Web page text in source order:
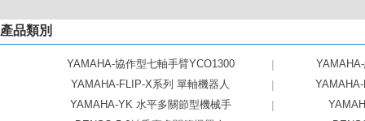
產品類別
YAMAHA-協作型七軸手臂YCO1300 |
YAMAHA-FLIP-X系列 單軸機器人
|
YAMAHA-YK 水平多關節型機械手
|